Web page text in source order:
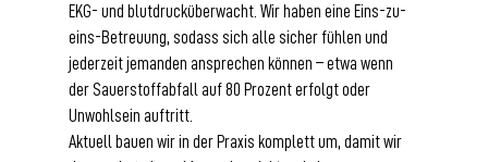
EKG- und blutdrucküberwacht. Wir haben eine Eins-zu-
eins-Betreuung, sodass sich alle sicher fühlen und
jederzeit jemanden ansprechen können – etwa wenn
der Sauerstoffabfall auf 80 Prozent erfolgt oder
Unwohlsein auftritt.
Aktuell bauen wir in der Praxis komplett um, damit wir